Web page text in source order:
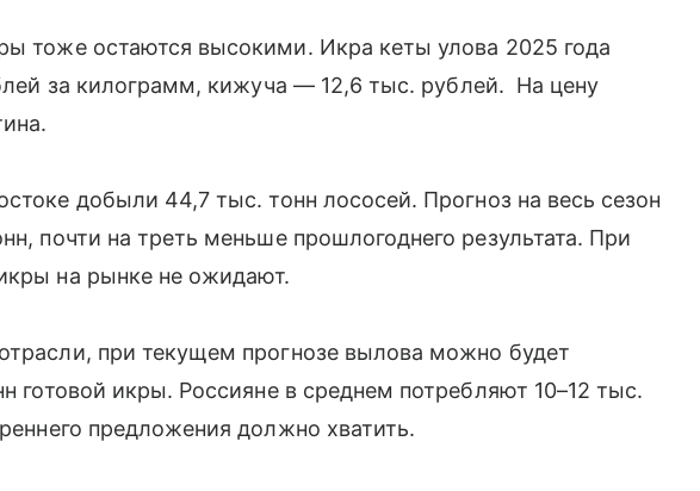
тоже остаются высокими. Икра кеты улова 2025 года
за килограмм, кижуча — 12,6 тыс. рублей. На цену
добыли 44,7 тыс. тонн лососей. Прогноз на весь сезон
почти на треть меньше прошлогоднего результата. При
на рынке не ожидают.
при текущем прогнозе вылова можно будет
готовой икры. Россияне в среднем потребляют 10–12 тыс.
предложения должно хватить.